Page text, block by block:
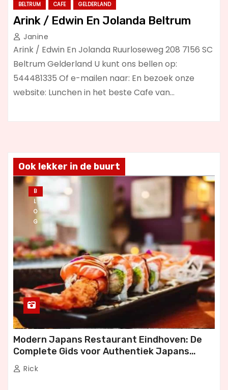
BELTRUM CAFE GELDERLAND
Arink / Edwin En Jolanda Beltrum
Janine
Arink / Edwin En Jolanda Ruurloseweg 208 7156 SC
Beltrum Gelderland U kunt ons bellen op:
544481335 Of e-mailen naar: En bezoek onze
website: Lunchen in het beste Cafe van…
Ook lekker in de buurt
B
L
O
G
Modern Japans Restaurant Eindhoven: De
Complete Gids voor Authentiek Japans
Dineren
Rick